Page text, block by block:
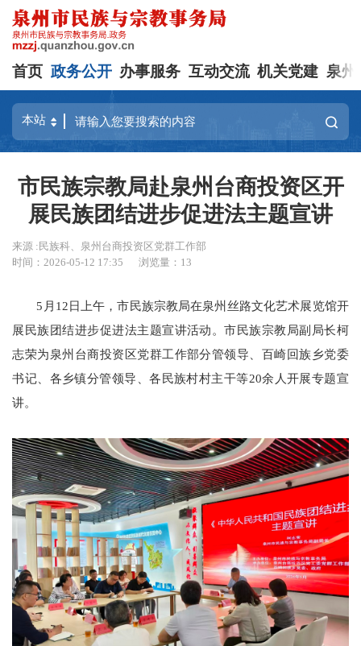
首页 政务公开 办事服务 互动交流 机关党建 泉州
市民族宗教局赴泉州台商投资区开
展民族团结进步促进法主题宣讲
来源 :民族科、泉州台商投资区党群工作部
时间：2026-05-12 17:35
浏览量： 13
5月12日上午，市民族宗教局在泉州丝路文化艺术展览馆开
展民族团结进步促进法主题宣讲活动。市民族宗教局副局长柯
志荣为泉州台商投资区党群工作部分管领导、百崎回族乡党委
书记、各乡镇分管领导、各民族村村主干等20余人开展专题宣
讲。